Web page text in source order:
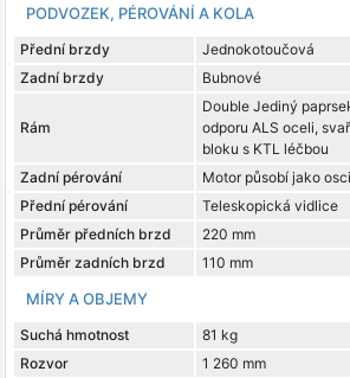
PODVOZEK, PÉROVÁNÍ A KOLA
Přední brzdy
Jednokotoučová
Zadní brzdy
Bubnové
Rám
Double Jediný
odporu ALS oceli,
bloku s KTL léčbou
Zadní pérování
Motor působí jako
Přední pérování
Teleskopická vidlice
Průměr předních brzd
220 mm
Průměr zadních brzd
110 mm
MÍRY A OBJEMY
Suchá hmotnost
81 kg
Rozvor
1 260 mm